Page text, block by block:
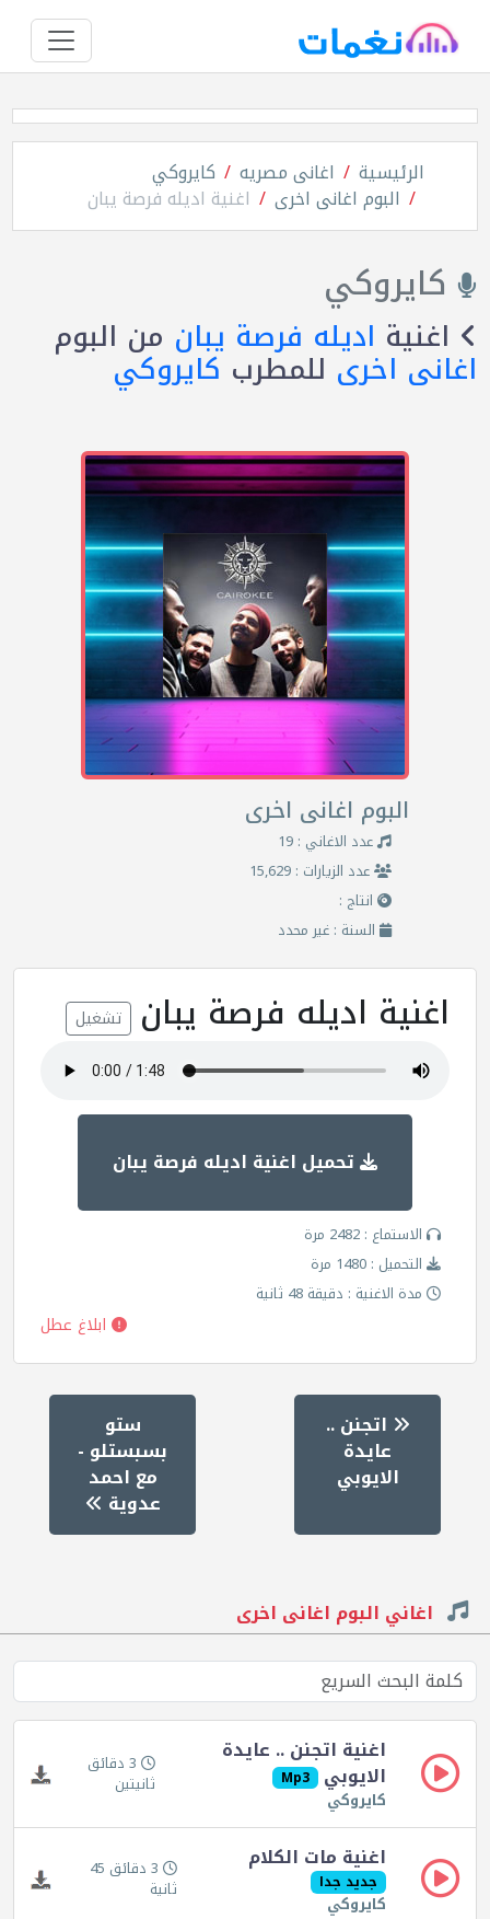
الرئيسية اغانى مصريه كايروكي
البوم اغانى اخرى اغنية اديله فرصة يبان
كايروكي
اغنية اديله فرصة يبان من البوم
اغانى اخرى للمطرب كايروكي
البوم اغانى اخرى
عدد الاغاني : 19
عدد الزيارات : 15,629
انتاج :
السنة : غير محدد
اغنية اديله فرصة يبان تشغيل
تحميل اغنية اديله فرصة يبان
الاستماع : 2482 مرة
التحميل : 1480 مرة
مدة الاغنية : دقيقة 48 ثانية
ابلاغ عطل
اتجنن ..
عايدة
الايوبي
ستو
بسبستلو -
مع احمد
عدوية
اغاني البوم اغانى اخرى
اغنية اتجنن .. عايدة
الايوبي Mp3
كايروكي
3 دقائق
ثانيتين
اغنية مات الكلام
جديد جدا
كايروكي
3 دقائق 45
ثانية